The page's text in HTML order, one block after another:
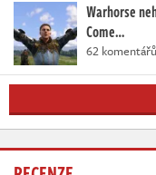
Warhorse
Come…
62 komentářů